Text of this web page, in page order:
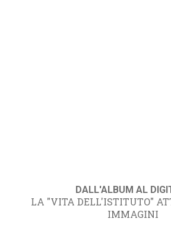
DALL'ALBUM AL
LA "VITA DELL'ISTITUTO"
IMMAGINI